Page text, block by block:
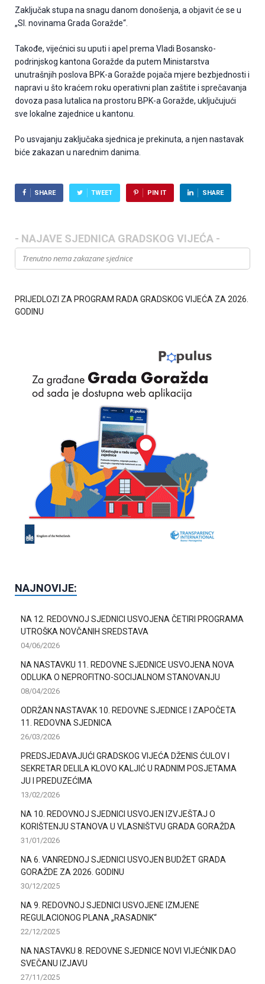
Zaključak stupa na snagu danom donošenja, a objavit će se u
„Sl. novinama Grada Goražde“.
Takođe, vijećnici su uputi i apel prema Vladi Bosansko-
podrinjskog kantona Goražde da putem Ministarstva
unutrašnjih poslova BPK-a Goražde pojača mjere bezbjednosti i
napravi u što kraćem roku operativni plan zaštite i sprečavanja
dovoza pasa lutalica na prostoru BPK-a Goražde, uključujući
sve lokalne zajednice u kantonu.
Po usvajanju zaključaka sjednica je prekinuta, a njen nastavak
biće zakazan u narednim danima.
SHARE TWEET PIN IT SHARE
- NAJAVE SJEDNICA GRADSKOG VIJEĆA -
Trenutno nema zakazane sjednice
PRIJEDLOZI ZA PROGRAM RADA GRADSKOG VIJEĆA ZA 2026.
GODINU
NAJNOVIJE:
NA 12. REDOVNOJ SJEDNICI USVOJENA ČETIRI PROGRAMA
UTROŠKA NOVČANIH SREDSTAVA
04/06/2026
NA NASTAVKU 11. REDOVNE SJEDNICE USVOJENA NOVA
ODLUKA O NEPROFITNO-SOCIJALNOM STANOVANJU
08/04/2026
ODRŽAN NASTAVAK 10. REDOVNE SJEDNICE I ZAPOČETA
11. REDOVNA SJEDNICA
26/03/2026
PREDSJEDAVAJUĆI GRADSKOG VIJEĆA DŽENIS ĆULOV I
SEKRETAR DELILA KLOVO KALJIĆ U RADNIM POSJETAMA
JU I PREDUZEĆIMA
13/02/2026
NA 10. REDOVNOJ SJEDNICI USVOJEN IZVJEŠTAJ O
KORIŠTENJU STANOVA U VLASNIŠTVU GRADA GORAŽDA
31/01/2026
NA 6. VANREDNOJ SJEDNICI USVOJEN BUDŽET GRADA
GORAŽDE ZA 2026. GODINU
30/12/2025
NA 9. REDOVNOJ SJEDNICI USVOJENE IZMJENE
REGULACIONOG PLANA „RASADNIK“
22/12/2025
NA NASTAVKU 8. REDOVNE SJEDNICE NOVI VIJEĆNIK DAO
SVEČANU IZJAVU
27/11/2025